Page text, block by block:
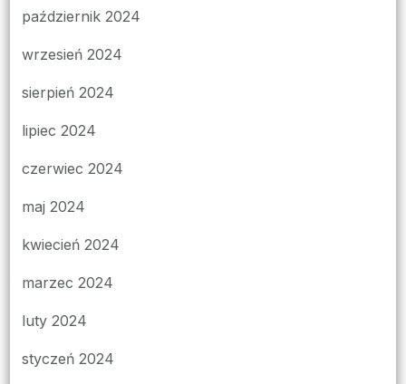
październik 2024
wrzesień 2024
sierpień 2024
lipiec 2024
czerwiec 2024
maj 2024
kwiecień 2024
marzec 2024
luty 2024
styczeń 2024